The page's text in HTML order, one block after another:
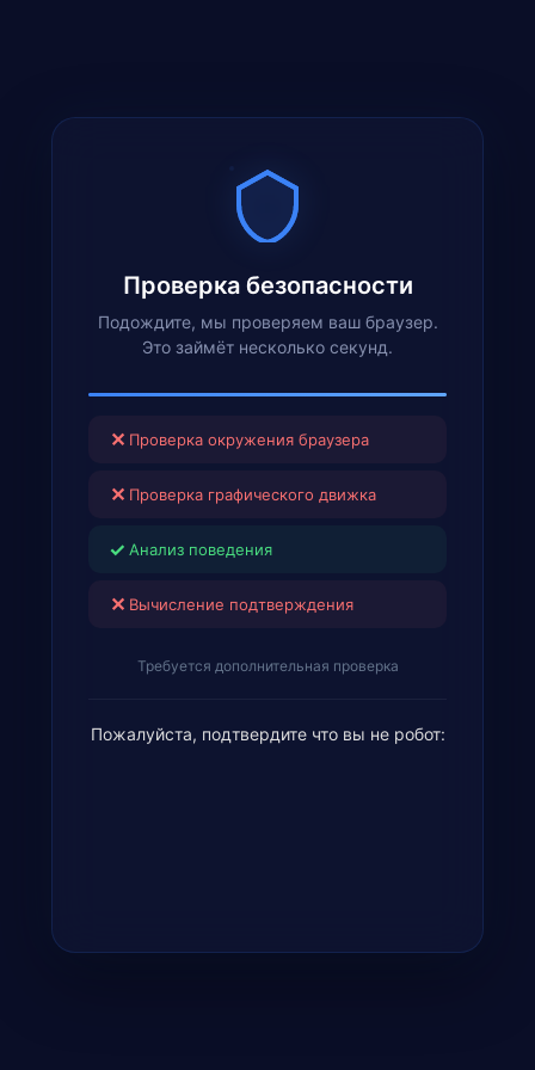
Проверка безопасности
Подождите, мы проверяем ваш браузер.
Это займёт несколько секунд.
✕ Проверка окружения браузера
✕ Проверка графического движка
✓ Анализ поведения
✕ Вычисление подтверждения
Требуется дополнительная проверка
Пожалуйста, подтвердите что вы не робот: